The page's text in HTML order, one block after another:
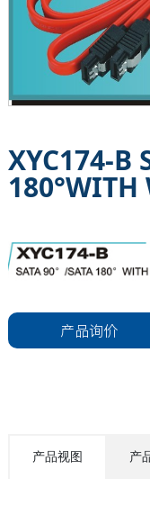
XYC174-B
180°WITH
产品询价
产品视图 产